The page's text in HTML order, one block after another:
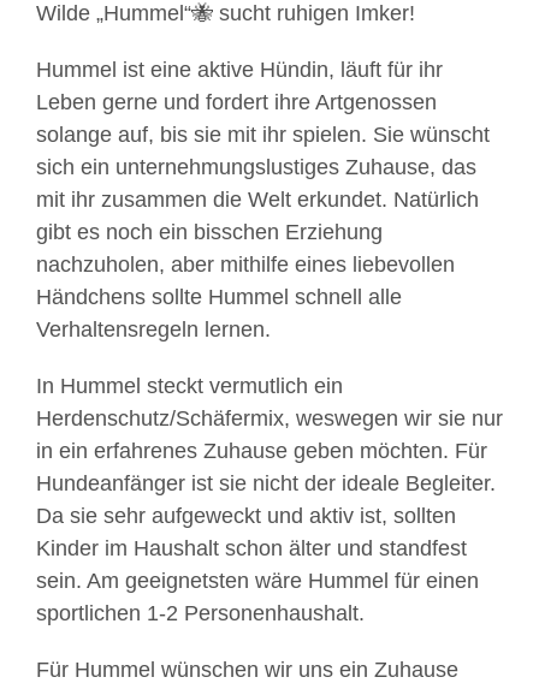
Wilde „Hummel“🐝 sucht ruhigen Imker!
Hummel ist eine aktive Hündin, läuft für ihr
Leben gerne und fordert ihre Artgenossen
solange auf, bis sie mit ihr spielen. Sie wünscht
sich ein unternehmungslustiges Zuhause, das
mit ihr zusammen die Welt erkundet. Natürlich
gibt es noch ein bisschen Erziehung
nachzuholen, aber mithilfe eines liebevollen
Händchens sollte Hummel schnell alle
Verhaltensregeln lernen.
In Hummel steckt vermutlich ein
Herdenschutz/Schäfermix, weswegen wir sie nur
in ein erfahrenes Zuhause geben möchten. Für
Hundeanfänger ist sie nicht der ideale Begleiter.
Da sie sehr aufgeweckt und aktiv ist, sollten
Kinder im Haushalt schon älter und standfest
sein. Am geeignetsten wäre Hummel für einen
sportlichen 1-2 Personenhaushalt.
Für Hummel wünschen wir uns ein Zuhause